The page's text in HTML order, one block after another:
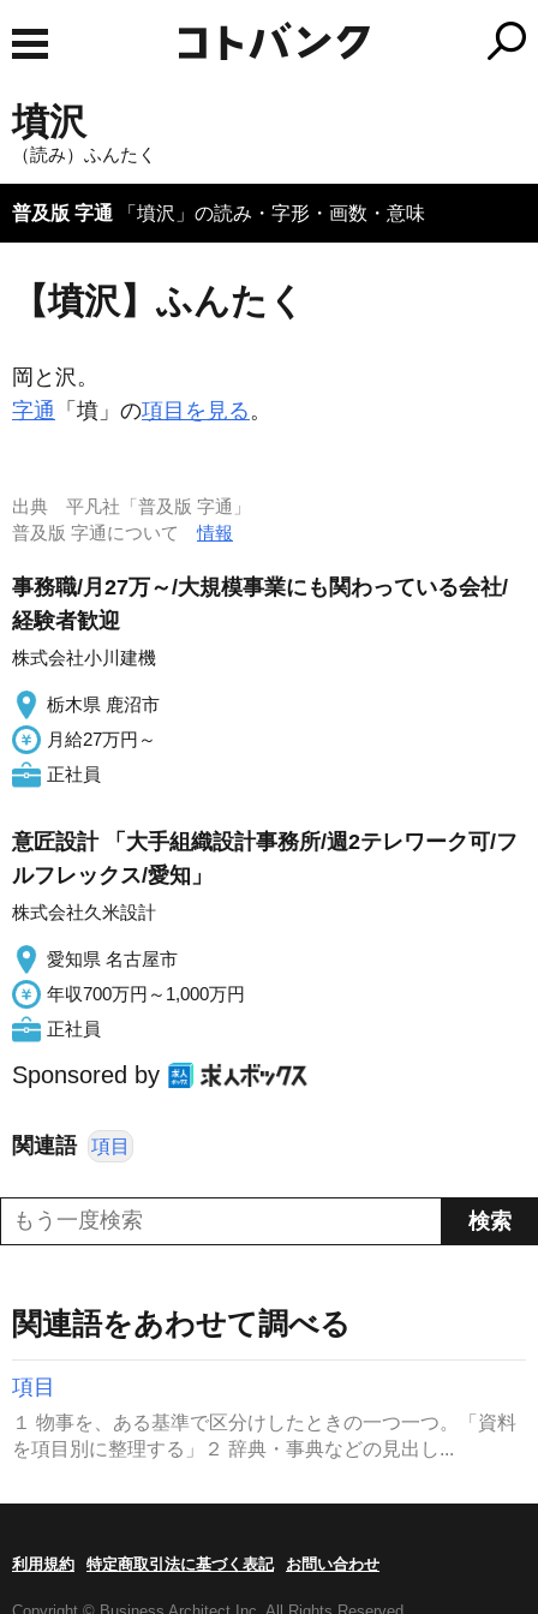
墳沢
（読み）ふんたく
普及版 字通 「墳沢」の読み・字形・画数・意味
【墳沢】ふんたく
岡と沢。
字通 「墳」の項目を見る。
出典 平凡社「普及版 字通」
普及版 字通について情報
事務職/月27万～/大規模事業にも関わっている会社/
経験者歓迎
株式会社小川建機
栃木県 鹿沼市
月給27万円～
正社員
意匠設計 「大手組織設計事務所/週2テレワーク可/フ
ルフレックス/愛知」
株式会社久米設計
愛知県 名古屋市
年収700万円～1,000万円
正社員
Sponsored by
関連語 項目
関連語をあわせて調べる
項目
１ 物事を、ある基準で区分けしたときの一つ一つ。「資料
を項目別に整理する」２ 辞典・事典などの見出し...
利用規約 特定商取引法に基づく表記 お問い合わせ
Copyright © Business Architect Inc. All Rights Reserved.